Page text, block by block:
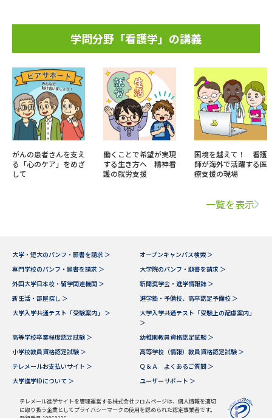
学問分野「看護学」の講義
がんの患者さんを支え
る「心のケア」をめざ
して
働くことで希望が実現
する生き方へ 精神看
護の就労支援
国境を越えて！ 看護
師が海外で活躍する医
療支援の現場
一覧を表示
大学・短大のパンフ・願書を請求 ＞
オープンキャンパス検索 ＞
専門学校のパンフ・願書を請求 ＞
大学院のパンフ・願書を請求 ＞
外国大学日本校・留学関連機関 ＞
新聞奨学会・進学情報誌 ＞
新生活・部屋探し ＞
進学塾・予備校、高卒認定予備校 ＞
大学入学共通テスト「受験案内」 ＞
大学入学共通テスト「受験上の配慮案内」
＞
高等学校卒業程度認定試験 ＞
幼稚園教員資格認定試験 ＞
小学校教員資格認定試験 ＞
高等学校（情報）教員資格認定試験 ＞
テレメールお支払いサイト ＞
Ｑ＆Ａ よくあるご質問 ＞
大学進学IDについて ＞
ユーザーサポート ＞
テレメール進学サイトを管理運営する株式会社フロムページは、個人情報を適切
に取り扱う企業としてプライバシーマークの使用を認められた認定事業者です。